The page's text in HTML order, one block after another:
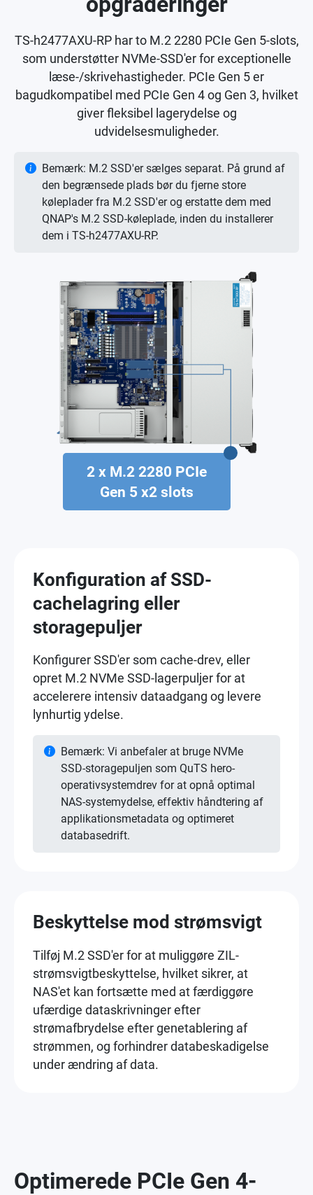
TS-h2477AXU-RP har to M.2 2280 PCIe Gen 5-slots,
som understøtter NVMe-SSD'er for exceptionelle
læse-/skrivehastigheder. PCIe Gen 5 er
bagudkompatibel med PCIe Gen 4 og Gen 3, hvilket
giver fleksibel lagerydelse og
udvidelsesmuligheder.
Bemærk: M.2 SSD'er sælges separat. På grund af
den begrænsede plads bør du fjerne store
køleplader fra M.2 SSD'er og erstatte dem med
QNAP's M.2 SSD-køleplade, inden du installerer
dem i TS-h2477AXU-RP.
2 x M.2 2280 PCIe
Gen 5 x2 slots
Konfiguration af SSD-
cachelagring eller
storagepuljer
Konfigurer SSD'er som cache-drev, eller
opret M.2 NVMe SSD-lagerpuljer for at
accelerere intensiv dataadgang og levere
lynhurtig ydelse.
Bemærk: Vi anbefaler at bruge NVMe
SSD-storagepuljen som QuTS hero-
operativsystemdrev for at opnå optimal
NAS-systemydelse, effektiv håndtering af
applikationsmetadata og optimeret
databasedrift.
Beskyttelse mod strømsvigt
Tilføj M.2 SSD'er for at muliggøre ZIL-
strømsvigtbeskyttelse, hvilket sikrer, at
NAS'et kan fortsætte med at færdiggøre
ufærdige dataskrivninger efter
strømafbrydelse efter genetablering af
strømmen, og forhindrer databeskadigelse
under ændring af data.
Optimerede PCIe Gen 4-